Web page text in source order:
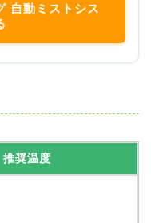
自動ミストシス
推奨温度